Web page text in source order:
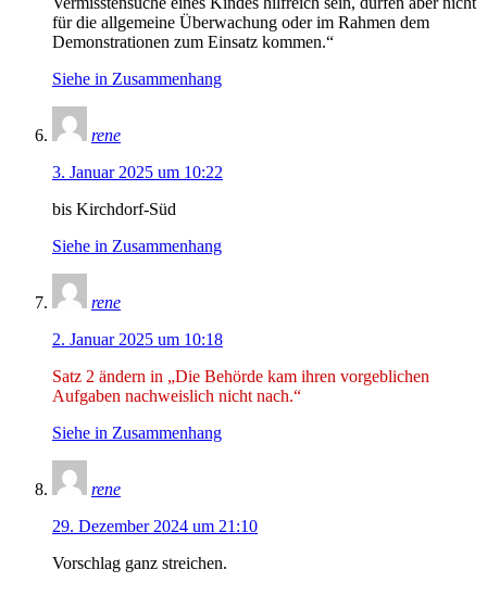
für die allgemeine Überwachung oder im Rahmen dem
Demonstrationen zum Einsatz kommen.“
Siehe in Zusammenhang
rene
3. Januar 2025 um 10:22
bis Kirchdorf-Süd
Siehe in Zusammenhang
rene
2. Januar 2025 um 10:18
Satz 2 ändern in „Die Behörde kam ihren vorgeblichen
Aufgaben nachweislich nicht nach.“
Siehe in Zusammenhang
rene
29. Dezember 2024 um 21:10
Vorschlag ganz streichen.